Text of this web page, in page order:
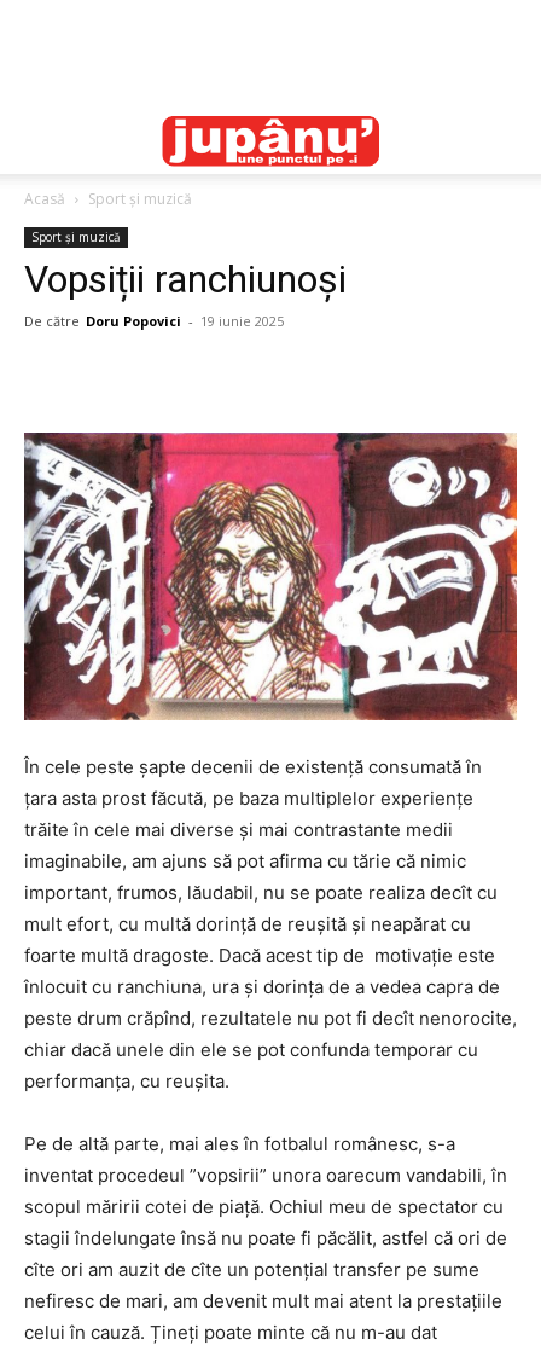
Acasă Sport și muzică
Sport și muzică
Vopsiții ranchiunoși
De către Doru Popovici - 19 iunie 2025
În cele peste șapte decenii de existență consumată în
țara asta prost făcută, pe baza multiplelor experiențe
trăite în cele mai diverse și mai contrastante medii
imaginabile, am ajuns să pot afirma cu tărie că nimic
important, frumos, lăudabil, nu se poate realiza decît cu
mult efort, cu multă dorință de reușită și neapărat cu
foarte multă dragoste. Dacă acest tip de motivație este
înlocuit cu ranchiuna, ura și dorința de a vedea capra de
peste drum crăpînd, rezultatele nu pot fi decît nenorocite,
chiar dacă unele din ele se pot confunda temporar cu
performanța, cu reușita.
Pe de altă parte, mai ales în fotbalul românesc, s-a
inventat procedeul ”vopsirii” unora oarecum vandabili, în
scopul măririi cotei de piață. Ochiul meu de spectator cu
stagii îndelungate însă nu poate fi păcălit, astfel că ori de
cîte ori am auzit de cîte un potențial transfer pe sume
nefiresc de mari, am devenit mult mai atent la prestațiile
celui în cauză. Țineți poate minte că nu m-au dat